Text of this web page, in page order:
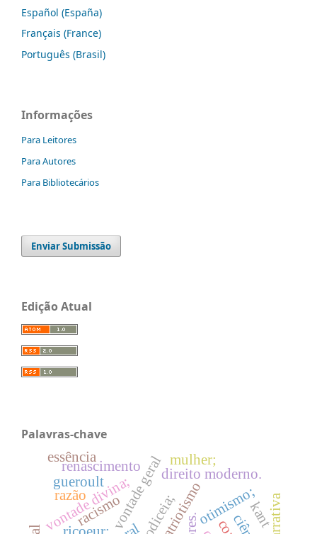
Español (España)
Français (France)
Português (Brasil)
Informações
Para Leitores
Para Autores
Para Bibliotecários
Enviar Submissão
Edição Atual
Palavras-chave
vontade geralpatriotismo
direito moderno.
teodiceia; otimismo;
vontade divina;
gueroult
razão
renascimento mulher;
kant
essência
racismo narrativa